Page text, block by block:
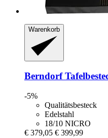
Warenkorb
Berndorf
-5%
Qualitätsbesteck
Edelstahl
18/10 NICRO
€ 379,05 € 399,99